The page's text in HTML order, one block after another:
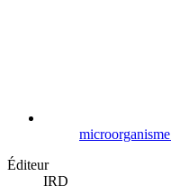
microorganisme
Éditeur
IRD